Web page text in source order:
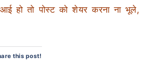
हो तो पोस्ट को शेयर करना ना भूले,
this post!